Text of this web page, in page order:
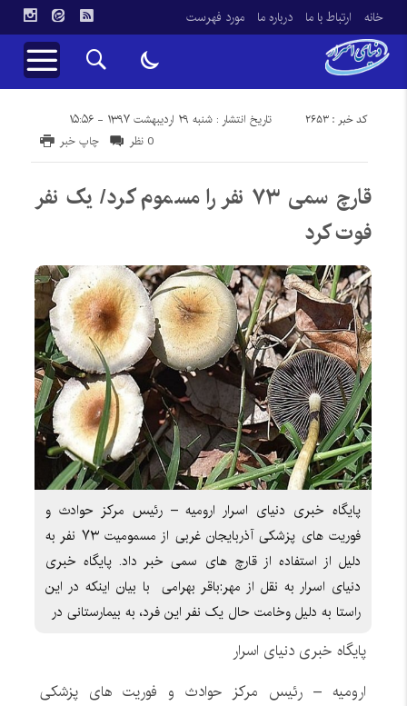
خانه ارتباط با ما درباره ما مورد فهرست
تاریخ انتشار : شنبه ۲۹ اردیبهشت ۱۳۹۷ - ۱۵:۵۶ کد خبر : 2653
چاپ خبر 0 نظر
قارچ سمی ۷۳ نفر را مسموم کرد/ یک نفر
فوت کرد
پایگاه خبری دنیای اسرار ارومیه – رئیس مرکز حوادث و
فوریت های پزشکی آذربایجان غربی از مسمومیت ۷۳ نفر به
دلیل از استفاده از قارچ های سمی خبر داد. پایگاه خبری
دنیای اسرار به نقل از مهر:باقر بهرامی با بیان اینکه در این
راستا به دلیل وخامت حال یک نفر این فرد، به بیمارستانی در
پایگاه خبری دنیای اسرار
ارومیه – رئیس مرکز حوادث و فوریت های پزشکی